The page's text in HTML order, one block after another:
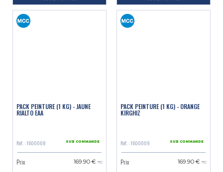
PACK PEINTURE (1 KG) - JAUNE
RIALTO EAA
Réf. : 1600008 SUR COMMANDE
Prix 169.90 € TTC
PACK PEINTURE (1 KG) - ORANGE
KIRGHIZ
Réf. : 1600009 SUR COMMANDE
Prix 169.90 € TTC